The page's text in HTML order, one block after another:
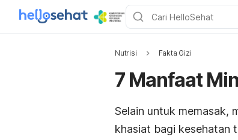
Nutrisi Fakta Gizi
7 Manfaat
Selain untuk memasak,
khasiat bagi kesehatan